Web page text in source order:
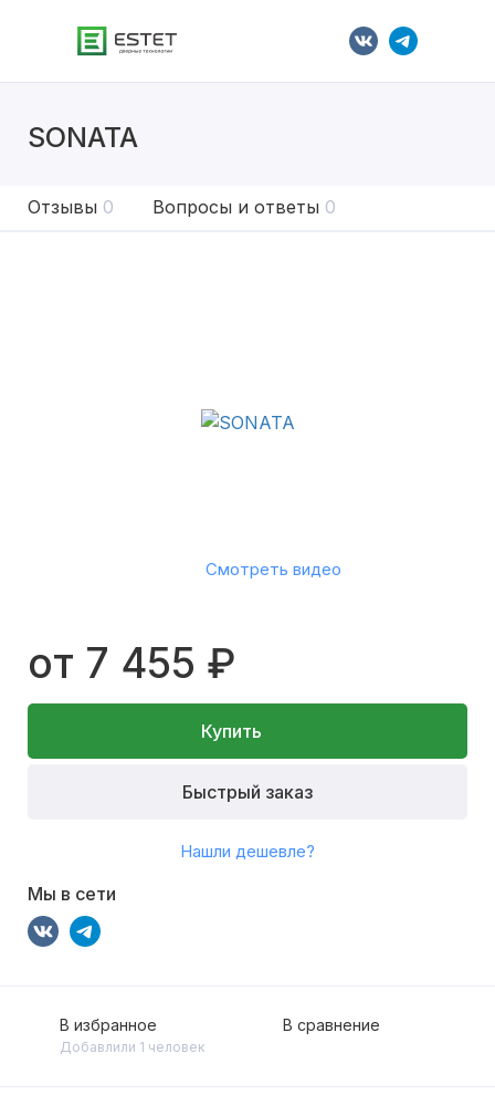
SONATA
Отзывы 0 Вопросы и ответы 0
Смотреть видео
от 7 455 ₽
Купить
Быстрый заказ
Нашли дешевле?
Мы в сети
В избранное
Добавлили 1 человек
В сравнение